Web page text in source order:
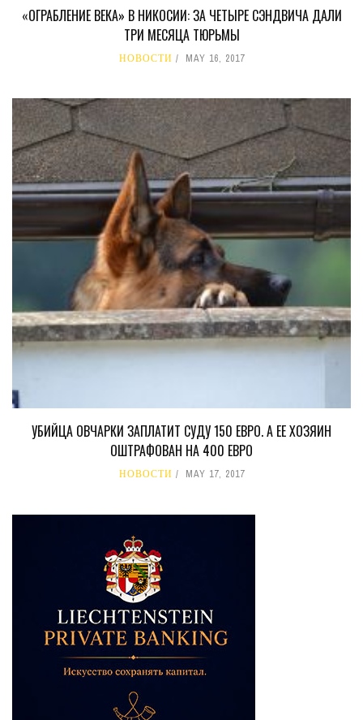
«ОГРАБЛЕНИЕ ВЕКА» В НИКОСИИ: ЗА ЧЕТЫРЕ СЭНДВИЧА ДАЛИ
ТРИ МЕСЯЦА ТЮРЬМЫ
НОВОСТИ MAY 16, 2017
УБИЙЦА ОВЧАРКИ ЗАПЛАТИТ СУДУ 150 ЕВРО. А ЕЕ ХОЗЯИН
ОШТРАФОВАН НА 400 ЕВРО
НОВОСТИ MAY 17, 2017